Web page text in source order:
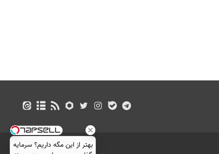
بهتر از این مگه داریم؟ سرمایه